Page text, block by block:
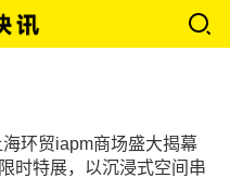
环贸iapm商场盛大揭幕
时特展，以沉浸式空间串